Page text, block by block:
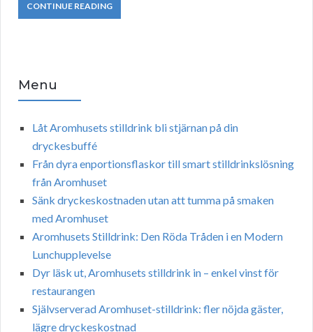
CONTINUE READING
Menu
Låt Aromhusets stilldrink bli stjärnan på din
dryckesbuffé
Från dyra enportionsflaskor till smart stilldrinkslösning
från Aromhuset
Sänk dryckeskostnaden utan att tumma på smaken
med Aromhuset
Aromhusets Stilldrink: Den Röda Tråden i en Modern
Lunchupplevelse
Dyr läsk ut, Aromhusets stilldrink in – enkel vinst för
restaurangen
Självserverad Aromhuset-stilldrink: fler nöjda gäster,
lägre dryckeskostnad